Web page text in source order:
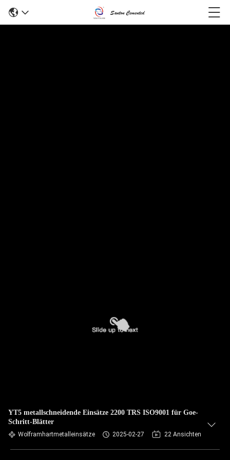
YT5 metallschneidende Einsätze 2200 TRS ISO9001 für Goe-
Schritt-Blätter
Wolframhartmetalleinsätze 2025-02-27 22 Ansichten